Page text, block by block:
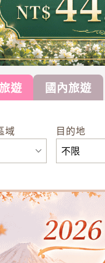
遊 國內旅遊
目的地